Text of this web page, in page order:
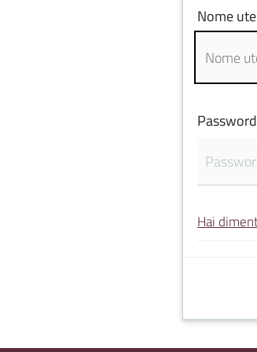
Nome
Password
Hai